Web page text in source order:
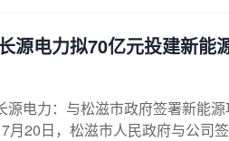
源电力拟70亿元投建新能
源电力：与松滋市政府签署新能
月20日，松滋市人民政府与公司